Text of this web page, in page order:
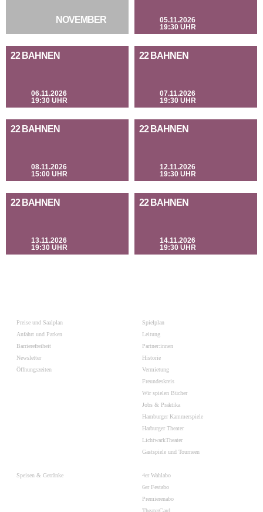
NOVEMBER
05.11.2026
19:30 UHR
22 BAHNEN
06.11.2026
19:30 UHR
22 BAHNEN
07.11.2026
19:30 UHR
22 BAHNEN
08.11.2026
15:00 UHR
22 BAHNEN
12.11.2026
19:30 UHR
22 BAHNEN
13.11.2026
19:30 UHR
22 BAHNEN
14.11.2026
19:30 UHR
Preise und Saalplan
Anfahrt und Parken
Barrierefreiheit
Newsletter
Öffnungszeiten
Spielplan
Leitung
Partner:innen
Historie
Vermietung
Freundeskreis
Wir spielen Bücher
Jobs & Praktika
Hamburger Kammerspiele
Harburger Theater
LichtwarkTheater
Gastspiele und Tourneen
Speisen & Getränke
4er Wahlabo
6er Festabo
Premierenabo
TheaterCard